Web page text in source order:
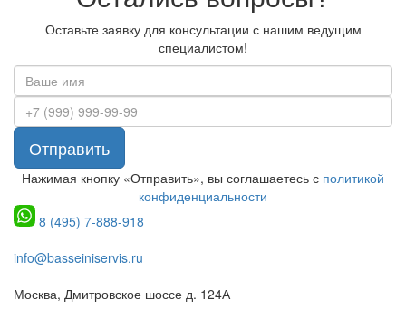
Оставьте заявку для консультации с нашим ведущим
специалистом!
Отправить
Нажимая кнопку «Отправить», вы соглашаетесь с политикой
конфиденциальности
8 (495) 7-888-918
info@basseiniservis.ru
Москва, Дмитровское шоссе д. 124А